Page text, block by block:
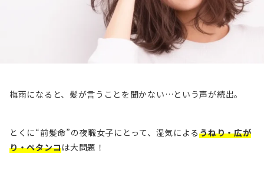
梅雨になると、髪が言うことを聞かない…という声が続出。
とくに“前髪命”の夜職女子にとって、湿気によるうねり・広が
り・ペタンコは大問題！